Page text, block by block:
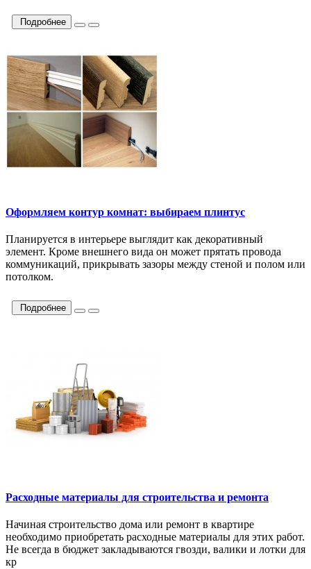
Подробнее
Оформляем контур комнат: выбираем плинтус
Планируется в интерьере выглядит как декоративный
элемент. Кроме внешнего вида он может прятать провода
коммуникаций, прикрывать зазоры между стеной и полом или
потолком.
Подробнее
Расходные материалы для строительства и ремонта
Начиная строительство дома или ремонт в квартире
необходимо приобретать расходные материалы для этих работ.
Не всегда в бюджет закладываются гвозди, валики и лотки для
кр